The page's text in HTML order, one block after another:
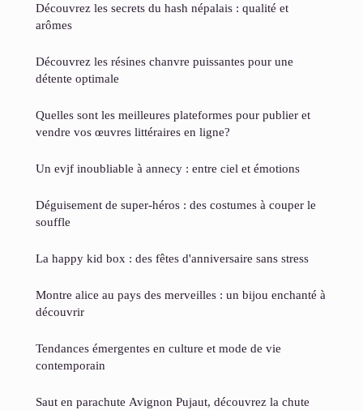
Découvrez les secrets du hash népalais : qualité et
arômes
Découvrez les résines chanvre puissantes pour une
détente optimale
Quelles sont les meilleures plateformes pour publier et
vendre vos œuvres littéraires en ligne?
Un evjf inoubliable à annecy : entre ciel et émotions
Déguisement de super-héros : des costumes à couper le
souffle
La happy kid box : des fêtes d'anniversaire sans stress
Montre alice au pays des merveilles : un bijou enchanté à
découvrir
Tendances émergentes en culture et mode de vie
contemporain
Saut en parachute Avignon Pujaut, découvrez la chute